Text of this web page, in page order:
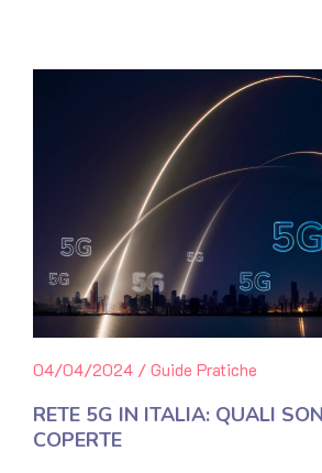
04/04/2024 / Guide Pratiche
RETE 5G IN ITALIA: QUALI
COPERTE